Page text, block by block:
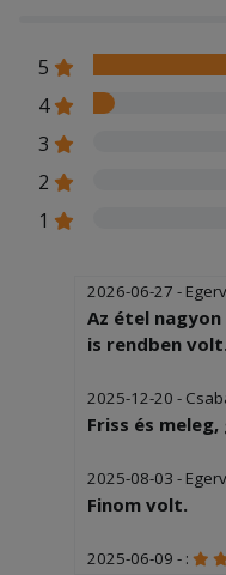
5
4
3
2
1
2026-06-27 -
Az étel
is rendben volt.
2025-12-20 -
Friss és
2025-08-03 -
Finom volt.
2025-06-09 - :